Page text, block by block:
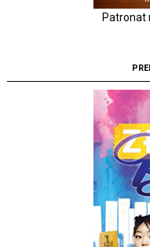
Patronat